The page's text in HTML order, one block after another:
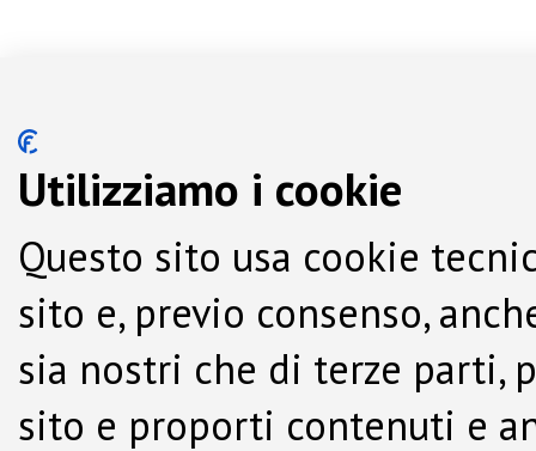
Utilizziamo i cookie
Questo sito usa cookie
sito e, previo consenso,
sia nostri che di terze parti,
sito e proporti contenuti e